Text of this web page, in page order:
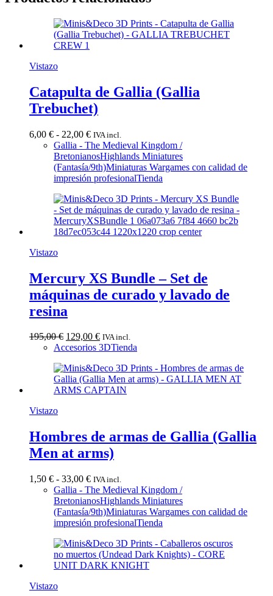
Vistazo
Catapulta de Gallia (Gallia
Trebuchet)
6,00 € - 22,00 €Rango
de
precios:
desde
6,00 €
22,00 €
IVA incl.
Gallia - The Medieval Kingdom /
BretonianosHighlands Miniatures
(Fantasía/9th)Miniaturas Wargames con calidad de
impresión profesionalTienda
Vistazo
Mercury XS Bundle – Set de
máquinas de curado y lavado de
resina
195,00€ El
precio
era:
195,00 €.
129,00 €El
precio
es:
129,00 €.
IVA incl.
Accesorios 3DTienda
Vistazo
Hombres de armas de Gallia (Gallia
Men at arms)
1,50 € - 33,00 €Rango
de
precios:
desde
1,50 €
33,00 €
IVA incl.
Gallia - The Medieval Kingdom /
BretonianosHighlands Miniatures
(Fantasía/9th)Miniaturas Wargames con calidad de
impresión profesionalTienda
Vistazo